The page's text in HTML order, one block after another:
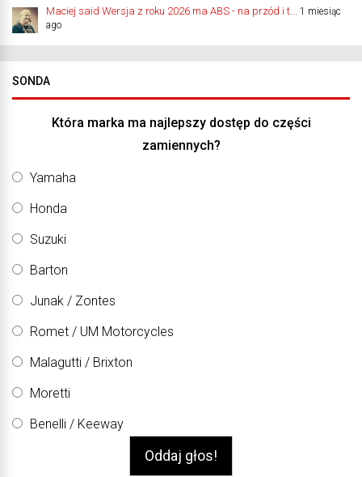
Maciej said Wersja z roku 2026 ma ABS - na przód i t...
1 miesiąc
ago
SONDA
Która marka ma najlepszy dostęp do części
zamiennych?
Yamaha
Honda
Suzuki
Barton
Junak / Zontes
Romet / UM Motorcycles
Malagutti / Brixton
Moretti
Benelli / Keeway